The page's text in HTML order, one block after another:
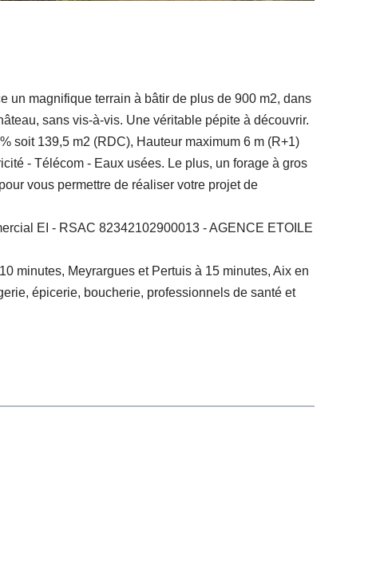
un magnifique terrain à bâtir de plus de 900 m2, dans
sans vis-à-vis. Une véritable pépite à découvrir.
soit 139,5 m2 (RDC), Hauteur maximum 6 m (R+1)
- Télécom - Eaux usées. Le plus, un forage à gros
vous permettre de réaliser votre projet de
EI - RSAC 82342102900013 - AGENCE ETOILE
minutes, Meyrargues et Pertuis à 15 minutes, Aix en
épicerie, boucherie, professionnels de santé et